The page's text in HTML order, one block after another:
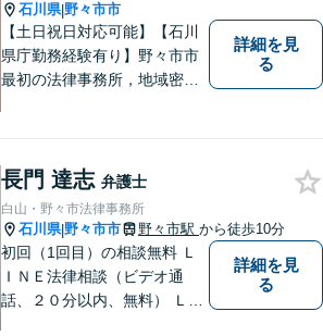
石川県|野々市市
【土日祝日対応可能】【石川
県庁勤務経験有り】野々市市
最初の法律事務所，地域密着
詳細を見
る
長門 達志 弁護士
白山・野々市法律事務所
石川県|野々市市 野々市駅 から徒歩10分
初回（1回目）の相談無料 Ｌ
ＩＮＥ法律相談（ビデオ通
話、２０分以内、無料） ＬＩ
詳細を見
る